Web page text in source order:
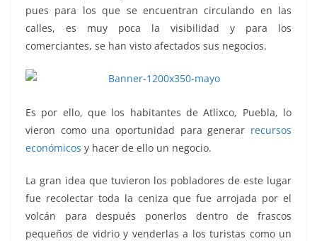
pues para los que se encuentran circulando en las
calles, es muy poca la visibilidad y para los
comerciantes, se han visto afectados sus negocios.
Es por ello, que los habitantes de Atlixco, Puebla, lo
vieron como una oportunidad para generar recursos
económicos y hacer de ello un negocio.
La gran idea que tuvieron los pobladores de este lugar
fue recolectar toda la ceniza que fue arrojada por el
volcán para después ponerlos dentro de frascos
pequeños de vidrio y venderlas a los turistas como un